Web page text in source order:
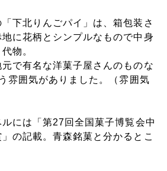
下北りんごパイ」は、箱包装さ
に花柄とシンプルなもので中身
物。
で有名な洋菓子屋さんのものな
雰囲気がありました。（雰囲気
には「第27回全国菓子博覧会中
の記載。青森銘菓と分かるとこ